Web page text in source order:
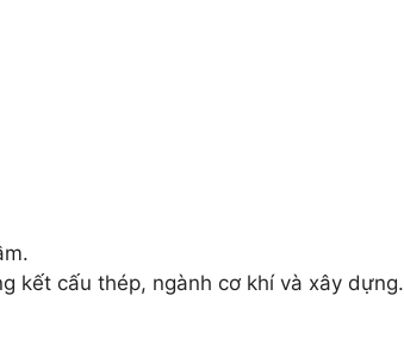
kết cấu thép, ngành cơ khí và xây dựng.